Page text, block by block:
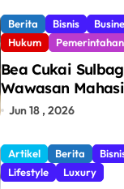
Berita Bisnis
Hukum
Pemerintahan
Bea Cukai
Wawasan
Politeknik
dan Pencegahan
Ilegal
Jun 18 , 2026
Artikel Berita
Lifestyle
Luxury